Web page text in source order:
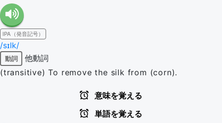
IPA（発音記号）
/sɪlk/
動詞
他動詞
(transitive) To remove the silk from (corn).
意味を覚える
単語を覚える